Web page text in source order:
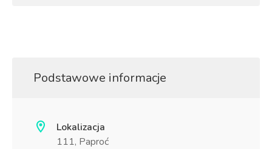
Podstawowe informacje
Lokalizacja
111, Paproć